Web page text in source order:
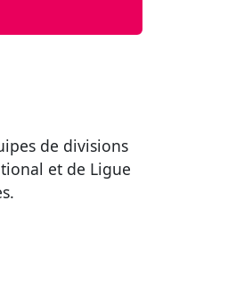
de divisions
et de Ligue